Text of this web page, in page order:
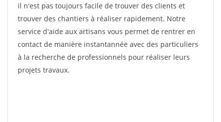
il n'est pas toujours facile de trouver des clients et
trouver des chantiers à réaliser rapidement. Notre
service d'aide aux artisans vous permet de rentrer en
contact de manière instantannée avec des particuliers
à la recherche de professionnels pour réaliser leurs
projets travaux.